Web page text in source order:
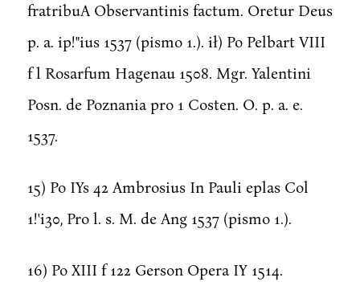
fratribuA Observantinis factum. Oretur Deus
p. a. ip!"ius 1537 (pismo 1.). ił) Po Pelbart VIII
f l Rosarfum Hagenau 1508. Mgr. Yalentini
Posn. de Poznania pro 1 Costen. O. p. a. e.
1537.
15) Po IYs 42 Ambrosius In Pauli eplas Col
1!'i30, Pro l. s. M. de Ang 1537 (pismo 1.).
16) Po XIII f 122 Gerson Opera IY 1514.